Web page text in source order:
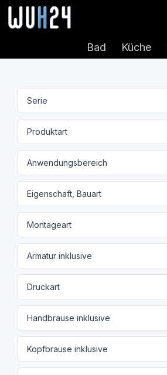
Hauptinhalt springen
Zur Suche springen
Zur Hauptnavigation springen
Bad Küche
Serie
Produktart
Anwendungsbereich
Eigenschaft, Bauart
Montageart
Armatur inklusive
Druckart
Handbrause inklusive
Kopfbrause inklusive